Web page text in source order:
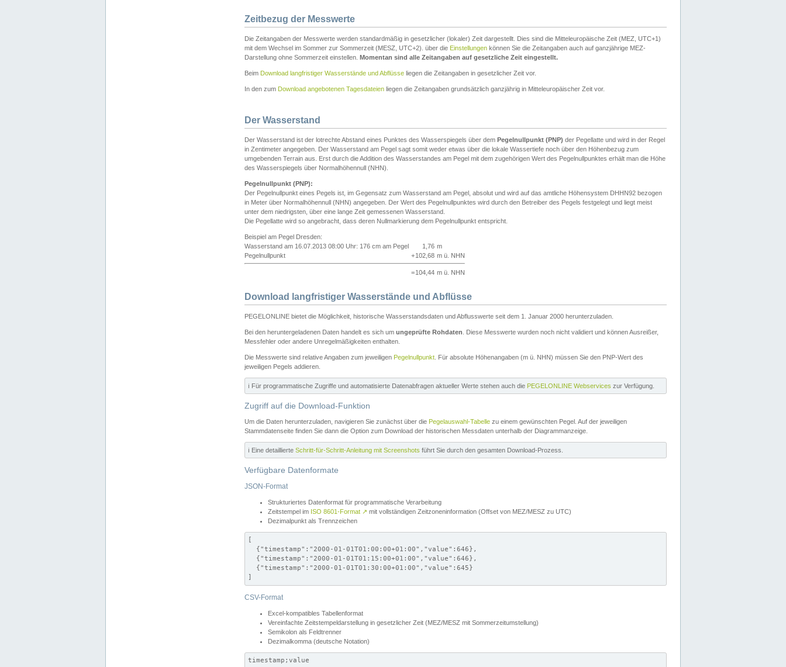
Zeitbezug der Messwerte
Die Zeitangaben der Messwerte werden standardmäßig in gesetzlicher (lokaler) Zeit dargestellt. Dies sind die Mitteleuropäische Zeit (MEZ, UTC+1)
mit dem Wechsel im Sommer zur Sommerzeit (MESZ, UTC+2). über die Einstellungen können Sie die Zeitangaben auch auf ganzjährige MEZ-
Darstellung ohne Sommerzeit einstellen. Momentan sind alle Zeitangaben auf gesetzliche Zeit eingestellt.
Beim Download langfristiger Wasserstände und Abflüsse liegen die Zeitangaben in gesetzlicher Zeit vor.
In den zum Download angebotenen Tagesdateien liegen die Zeitangaben grundsätzlich ganzjährig in Mitteleuropäischer Zeit vor.
Der Wasserstand
Der Wasserstand ist der lotrechte Abstand eines Punktes des Wasserspiegels über dem Pegelnullpunkt (PNP) der Pegellatte und wird in der Regel
in Zentimeter angegeben. Der Wasserstand am Pegel sagt somit weder etwas über die lokale Wassertiefe noch über den Höhenbezug zum
umgebenden Terrain aus. Erst durch die Addition des Wasserstandes am Pegel mit dem zugehörigen Wert des Pegelnullpunktes erhält man die Höhe
des Wasserspiegels über Normalhöhennull (NHN).
Pegelnullpunkt (PNP):
Der Pegelnullpunkt eines Pegels ist, im Gegensatz zum Wasserstand am Pegel, absolut und wird auf das amtliche Höhensystem DHHN92 bezogen
in Meter über Normalhöhennull (NHN) angegeben. Der Wert des Pegelnullpunktes wird durch den Betreiber des Pegels festgelegt und liegt meist
unter dem niedrigsten, über eine lange Zeit gemessenen Wasserstand.
Die Pegellatte wird so angebracht, dass deren Nullmarkierung dem Pegelnullpunkt entspricht.
Beispiel am Pegel Dresden:
Wasserstand am 16.07.2013 08:00 Uhr: 176 cm am Pegel
1,76 m
Pegelnullpunkt
+102,68 m ü. NHN
=104,44 m ü. NHN
Download langfristiger Wasserstände und Abflüsse
PEGELONLINE bietet die Möglichkeit, historische Wasserstandsdaten und Abflusswerte seit dem 1. Januar 2000 herunterzuladen.
Bei den heruntergeladenen Daten handelt es sich um ungeprüfte Rohdaten . Diese Messwerte wurden noch nicht validiert und können Ausreißer,
Messfehler oder andere Unregelmäßigkeiten enthalten.
Die Messwerte sind relative Angaben zum jeweiligen Pegelnullpunkt . Für absolute Höhenangaben (m ü. NHN) müssen Sie den PNP-Wert des
jeweiligen Pegels addieren.
ℹ️ Für programmatische Zugriffe und automatisierte Datenabfragen aktueller Werte stehen auch die PEGELONLINE Webservices zur Verfügung.
Zugriff auf die Download-Funktion
Um die Daten herunterzuladen, navigieren Sie zunächst über die Pegelauswahl-Tabelle zu einem gewünschten Pegel. Auf der jeweiligen
Stammdatenseite finden Sie dann die Option zum Download der historischen Messdaten unterhalb der Diagrammanzeige.
ℹ️ Eine detaillierte Schritt-für-Schritt-Anleitung mit Screenshots führt Sie durch den gesamten Download-Prozess.
Verfügbare Datenformate
JSON-Format
Strukturiertes Datenformat für programmatische Verarbeitung
Zeitstempel im ISO 8601-Format ↗ mit vollständigen Zeitzoneninformation (Offset von MEZ/MESZ zu UTC)
Dezimalpunkt als Trennzeichen
[
  {"timestamp":"2000-01-01T01:00:00+01:00","value":646},
  {"timestamp":"2000-01-01T01:15:00+01:00","value":646},
  {"timestamp":"2000-01-01T01:30:00+01:00","value":645}
]
CSV-Format
Excel-kompatibles Tabellenformat
Vereinfachte Zeitstempeldarstellung in gesetzlicher Zeit (MEZ/MESZ mit Sommerzeitumstellung)
Semikolon als Feldtrenner
Dezimalkomma (deutsche Notation)
timestamp;value